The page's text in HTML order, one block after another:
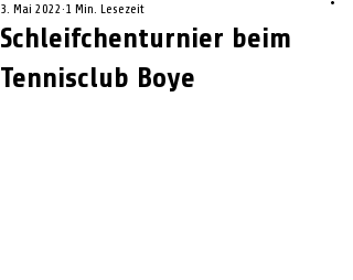
Schleifchenturnier beim
Tennisclub Boye
3. Mai 2022 1 Min. Lesezeit